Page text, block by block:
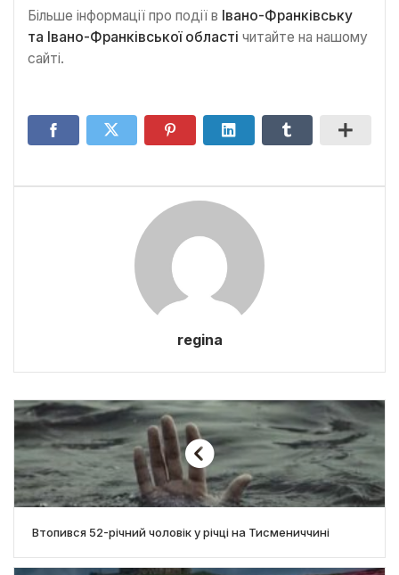
Більше інформації про події в Івано-Франківську
та Івано-Франківської області читайте на нашому
сайті.
regina
Втопився 52-річний чоловік у річці на Тисмениччині